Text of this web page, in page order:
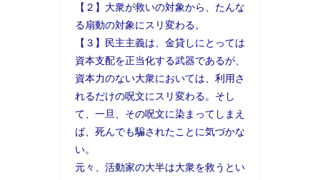
【２】大衆が救いの対象から、たんな
る扇動の対象にスリ変わる。
【３】民主主義は、金貸しにとっては
資本支配を正当化する武器であるが、
資本力のない大衆においては、利用さ
れるだけの呪文にスリ変わる。そし
て、一旦、その呪文に染まってしまえ
ば、死んでも騙されたことに気づかな
い。
元々、活動家の大半は大衆を救うとい